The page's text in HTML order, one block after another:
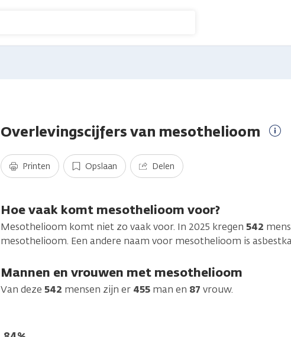
Overlevingscijfers van mesothelioom
Printen Opslaan Delen
Hoe vaak komt mesothelioom voor?
Mesothelioom komt niet zo vaak voor. In 2025 kregen 542
mesothelioom. Een andere naam voor mesothelioom is
Mannen en vrouwen met mesothelioom
Van deze 542 mensen zijn er 455 man en 87 vrouw.